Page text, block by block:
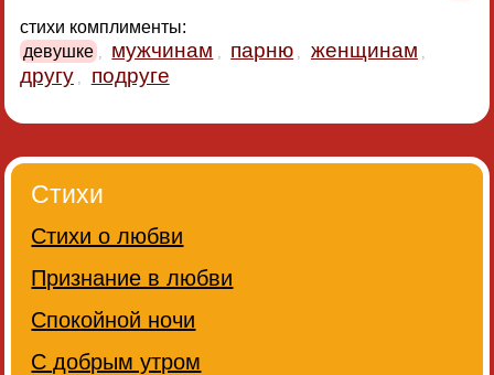
стихи комплименты:
девушке
мужчинам парню женщинам
другу подруге
Стихи
Стихи о любви
Признание в любви
Спокойной ночи
С добрым утром